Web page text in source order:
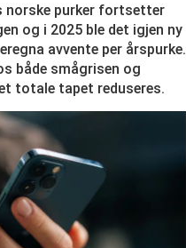
norske purker fortsetter
og i 2025 ble det igjen ny
avvente per årspurke.
både smågrisen og
totale tapet reduseres.